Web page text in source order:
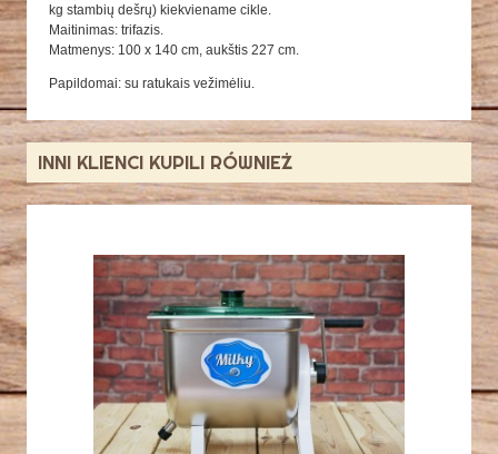
kg stambių dešrų) kiekviename cikle.
Maitinimas: trifazis.
Matmenys: 100 x 140 cm, aukštis 227 cm.
Papildomai: su ratukais vežimėliu.
INNI KLIENCI KUPILI RÓWNIEŻ